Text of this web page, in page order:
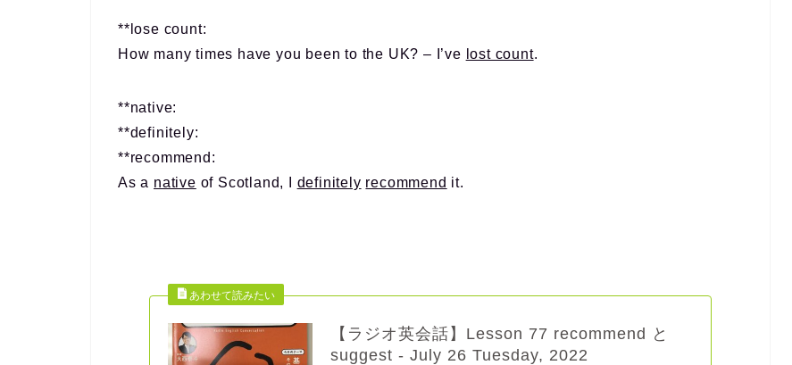
**lose count:
How many times have you been to the UK? – I’ve lost count.
**native:
**definitely:
**recommend:
As a native of Scotland, I definitely recommend it.
【ラジオ英会話】Lesson 77 recommend と
suggest - July 26 Tuesday, 2022